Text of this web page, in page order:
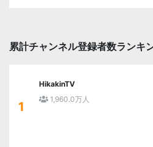
累計チャンネル登録者数ランキ
1
HikakinTV
1,960.0万人